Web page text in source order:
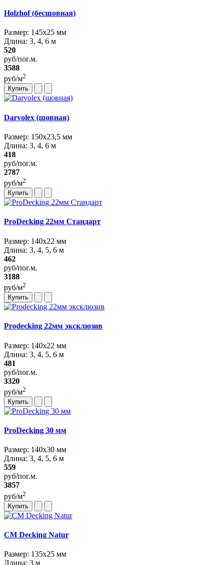
Holzhof (бесшовная)
Размер: 145х25 мм
Длина: 3, 4, 6 м
520
руб/пог.м.
3588
руб/м2
Купить
Darvolex (шовная)
Размер: 150х23,5 мм
Длина: 3, 4, 6 м
418
руб/пог.м.
2787
руб/м2
Купить
ProDecking 22мм Стандарт
Размер: 140х22 мм
Длина: 3, 4, 5, 6 м
462
руб/пог.м.
3188
руб/м2
Купить
Prodecking 22мм эксклюзив
Размер: 140х22 мм
Длина: 3, 4, 5, 6 м
481
руб/пог.м.
3320
руб/м2
Купить
ProDecking 30 мм
Размер: 140х30 мм
Длина: 3, 4, 5, 6 м
559
руб/пог.м.
3857
руб/м2
Купить
CM Decking Natur
Размер: 135х25 мм
Длина: 3 м